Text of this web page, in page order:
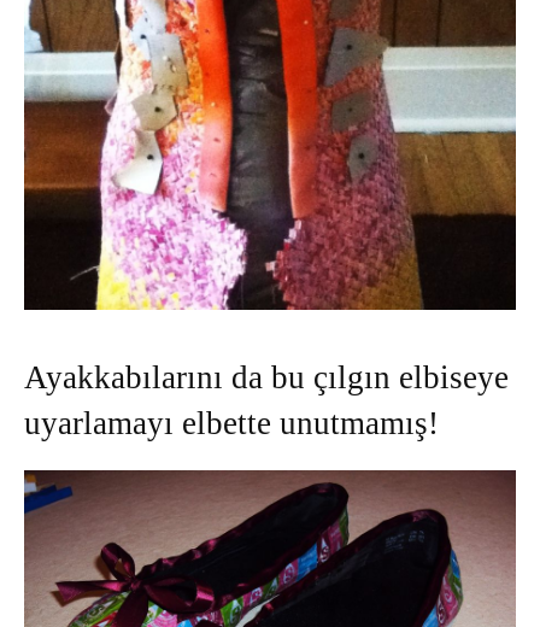
Ayakkabılarını da bu çılgın elbiseye
uyarlamayı elbette unutmamış!